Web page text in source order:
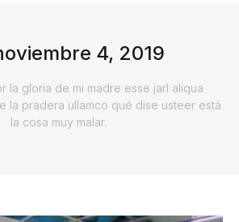
4, 2019
la gloria de mi madre esse jarl aliqua
la pradera ullamco qué dise usteer está
la cosa muy malar.